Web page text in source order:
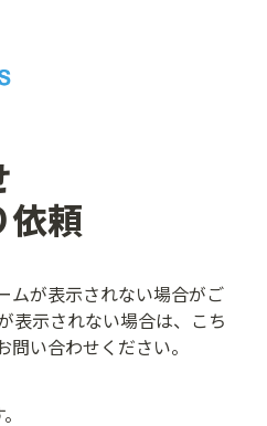
依頼
ムが表示されない場合がご
表示されない場合は、こち
い合わせください。